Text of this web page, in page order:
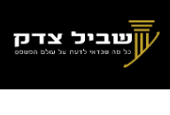
לתוכן